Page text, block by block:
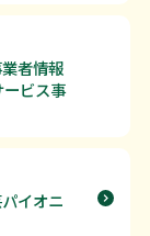
者情報
ービス事
イオニ